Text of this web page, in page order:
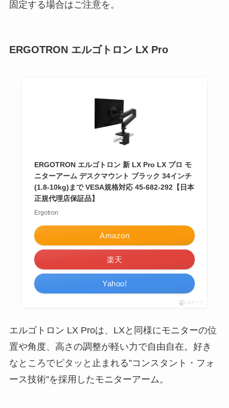
固定する場合はご注意を。
ERGOTRON エルゴトロン LX Pro
ERGOTRON エルゴトロン 新 LX Pro LX プロ モ
ニターアーム デスクマウント ブラック 34インチ
(1.8-10kg)まで VESA規格対応 45-682-292【日本
正規代理店保証品】
Ergotron
Amazon
楽天
Yahoo!
ポチップ
エルゴトロン LX Proは、LXと同様にモニターの位
置や角度、高さの調整が軽い力で自由自在。好き
なところでピタッと止まれる”コンスタント・フォ
ース技術”を採用したモニターアーム。